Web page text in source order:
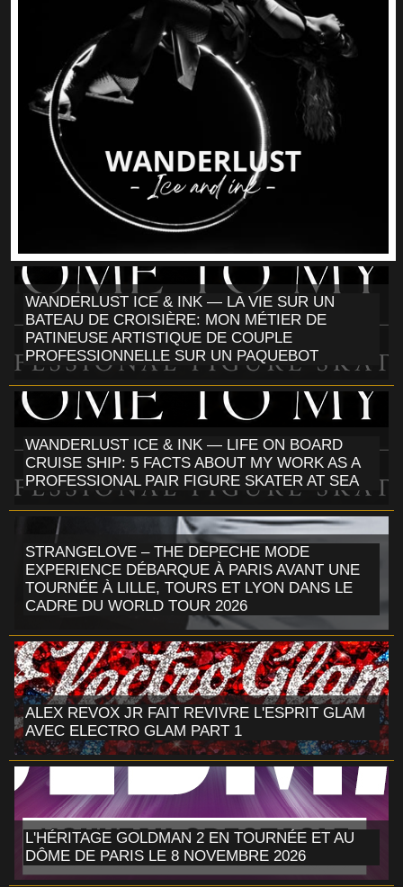
WANDERLUST ICE & INK — LA VIE SUR UN
BATEAU DE CROISIÈRE: MON MÉTIER DE
PATINEUSE ARTISTIQUE DE COUPLE
PROFESSIONNELLE SUR UN PAQUEBOT
WANDERLUST ICE & INK — LIFE ON BOARD
CRUISE SHIP: 5 FACTS ABOUT MY WORK AS A
PROFESSIONAL PAIR FIGURE SKATER AT SEA
STRANGELOVE – THE DEPECHE MODE
EXPERIENCE DÉBARQUE À PARIS AVANT UNE
TOURNÉE À LILLE, TOURS ET LYON DANS LE
CADRE DU WORLD TOUR 2026
ALEX REVOX JR FAIT REVIVRE L'ESPRIT GLAM
AVEC ELECTRO GLAM PART 1
L'HÉRITAGE GOLDMAN 2 EN TOURNÉE ET AU
DÔME DE PARIS LE 8 NOVEMBRE 2026